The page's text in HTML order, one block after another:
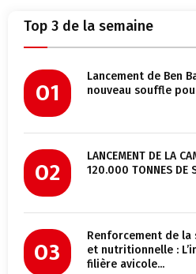
Top 3 de la semaine
01
Lancement de Ben
nouveau souffle
02
LANCEMENT DE LA
120.000 TONNES DE
03
Renforcement de
et nutritionnelle :
filière avicole...